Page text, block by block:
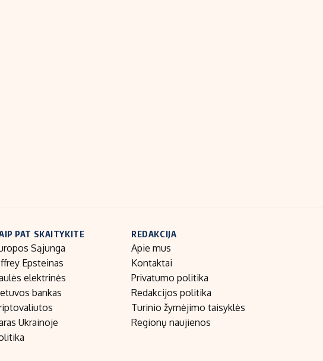
PAT SKAITYKITE
Sąjunga
Epsteinas
elektrinės
bankas
Ukrainoje
REDAKCIJA
Apie mus
Kontaktai
Privatumo politika
Redakcijos politika
Turinio žymėjimo taisyklės
Regionų naujienos